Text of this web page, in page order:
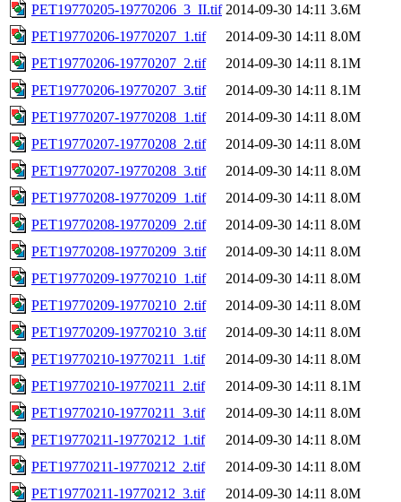
PET19770205-19770206_3_II.tif 2014-09-30 14:11 3.6M
PET19770206-19770207_1.tif
2014-09-30 14:11 8.0M
PET19770206-19770207_2.tif
2014-09-30 14:11 8.1M
PET19770206-19770207_3.tif
2014-09-30 14:11 8.1M
PET19770207-19770208_1.tif
2014-09-30 14:11 8.0M
PET19770207-19770208_2.tif
2014-09-30 14:11 8.0M
PET19770207-19770208_3.tif
2014-09-30 14:11 8.0M
PET19770208-19770209_1.tif
2014-09-30 14:11 8.0M
PET19770208-19770209_2.tif
2014-09-30 14:11 8.0M
PET19770208-19770209_3.tif
2014-09-30 14:11 8.0M
PET19770209-19770210_1.tif
2014-09-30 14:11 8.0M
PET19770209-19770210_2.tif
2014-09-30 14:11 8.0M
PET19770209-19770210_3.tif
2014-09-30 14:11 8.0M
PET19770210-19770211_1.tif
2014-09-30 14:11 8.0M
PET19770210-19770211_2.tif
2014-09-30 14:11 8.1M
PET19770210-19770211_3.tif
2014-09-30 14:11 8.0M
PET19770211-19770212_1.tif
2014-09-30 14:11 8.0M
PET19770211-19770212_2.tif
2014-09-30 14:11 8.0M
PET19770211-19770212_3.tif
2014-09-30 14:11 8.0M